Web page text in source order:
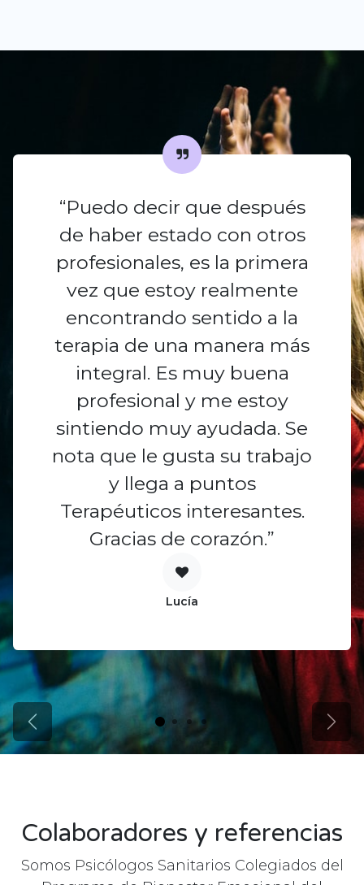
“Puedo decir que después
de haber estado con otros
profesionales, es la primera
vez que estoy realmente
encontrando sentido a la
terapia de una manera más
integral. Es muy buena
profesional y me estoy
sintiendo muy ayudada. Se
nota que le gusta su trabajo
y llega a puntos
Terapéuticos interesantes.
Gracias de corazón.”
Lucía
Anterior
Colaboradores y referencias
Somos Psicólogos Sanitarios Colegiados del